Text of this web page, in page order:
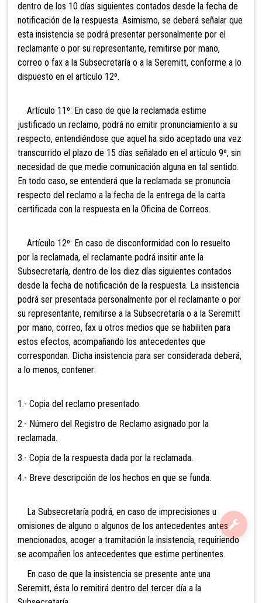
dentro de los 10 días siguientes contados desde la fecha de
notificación de la respuesta. Asimismo, se deberá señalar que
esta insistencia se podrá presentar personalmente por el
reclamante o por su representante, remitirse por mano,
correo o fax a la Subsecretaría o a la Seremitt, conforme a lo
dispuesto en el artículo 12º.
Artículo 11º: En caso de que la reclamada estime
justificado un reclamo, podrá no emitir pronunciamiento a su
respecto, entendiéndose que aquel ha sido aceptado una vez
transcurrido el plazo de 15 días señalado en el artículo 9º, sin
necesidad de que medie comunicación alguna en tal sentido.
En todo caso, se entenderá que la reclamada se pronuncia
respecto del reclamo a la fecha de la entrega de la carta
certificada con la respuesta en la Oficina de Correos.
Artículo 12º: En caso de disconformidad con lo resuelto
por la reclamada, el reclamante podrá insitir ante la
Subsecretaría, dentro de los diez días siguientes contados
desde la fecha de notificación de la respuesta. La insistencia
podrá ser presentada personalmente por el reclamante o por
su representante, remitirse a la Subsecretaría o a la Seremitt
por mano, correo, fax u otros medios que se habiliten para
estos efectos, acompañando los antecedentes que
correspondan. Dicha insistencia para ser considerada deberá,
a lo menos, contener:
1.- Copia del reclamo presentado.
2.- Número del Registro de Reclamo asignado por la
reclamada.
3.- Copia de la respuesta dada por la reclamada.
4.- Breve descripción de los hechos en que se funda.
La Subsecretaría podrá, en caso de imprecisiones u
omisiones de alguno o algunos de los antecedentes antes
mencionados, acoger a tramitación la insistencia, requiriendo
se acompañen los antecedentes que estime pertinentes.
En caso de que la insistencia se presente ante una
Seremitt, ésta lo remitirá dentro del tercer día a la